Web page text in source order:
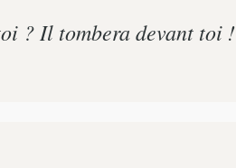
? Il tombera devant toi !